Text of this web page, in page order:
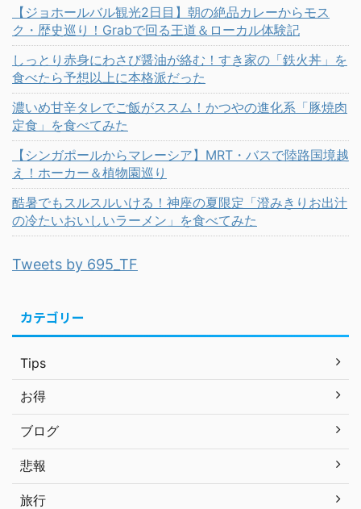
【ジョホールバル観光2日目】朝の絶品カレーからモス
ク・歴史巡り！Grabで回る王道＆ローカル体験記
しっとり赤身にわさび醤油が絡む！すき家の「鉄火丼」を
食べたら予想以上に本格派だった
濃いめ甘辛タレでご飯がススム！かつやの進化系「豚焼肉
定食」を食べてみた
【シンガポールからマレーシア】MRT・バスで陸路国境越
え！ホーカー＆植物園巡り
酷暑でもスルスルいける！神座の夏限定「澄みきりお出汁
の冷たいおいしいラーメン」を食べてみた
Tweets by 695_TF
カテゴリー
Tips
お得
ブログ
悲報
旅行